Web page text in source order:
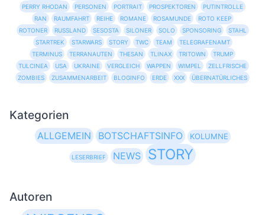
PERRY RHODAN
PERSONEN PORTRAIT PROSPEKTOREN
PUTINTROLLE
RAN
RAUMFAHRT REIHE ROMANE ROSAMUNDE
ROTO KEEP
ROTONER
RUSSLAND SESOSTA SILONER SOLO SPONSORING
STAHL
STARTREK
STARWARS STORY TWC TEAM
TELEGRAFENAMT
TERMINUS
TERRANAUTEN THESAN TLINAX TRITOWN
TRUMP
TULCINEA
USA UKRAINE VERGLEICH WAPPEN WIMPEL
ZELLFRISCHE
ZOMBIES
ZUSAMMENARBEIT BLOGINFO ERDE XXX ÜBERNATÜRLICHES
Kategorien
ALLGEMEIN BOTSCHAFTSINFO KOLUMNE
LESERBRIEF NEWS STORY
Autoren